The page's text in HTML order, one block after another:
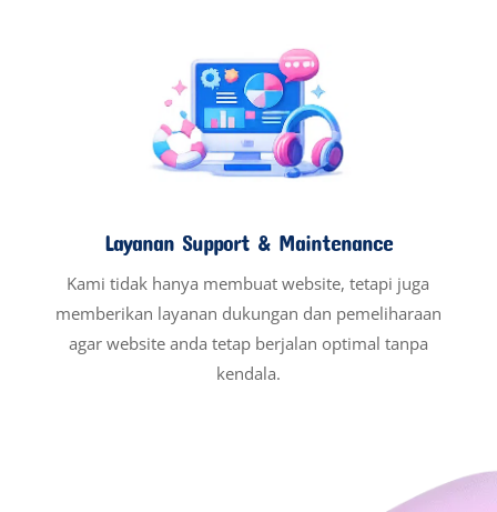
Layanan Support & Maintenance
Kami tidak hanya membuat website, tetapi juga
memberikan layanan dukungan dan pemeliharaan
agar website anda tetap berjalan optimal tanpa
kendala.